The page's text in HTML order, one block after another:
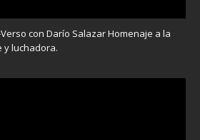
con Darío Salazar Homenaje a la
y luchadora.